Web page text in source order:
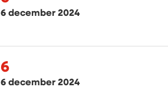
6 december 2024
6
6 december 2024